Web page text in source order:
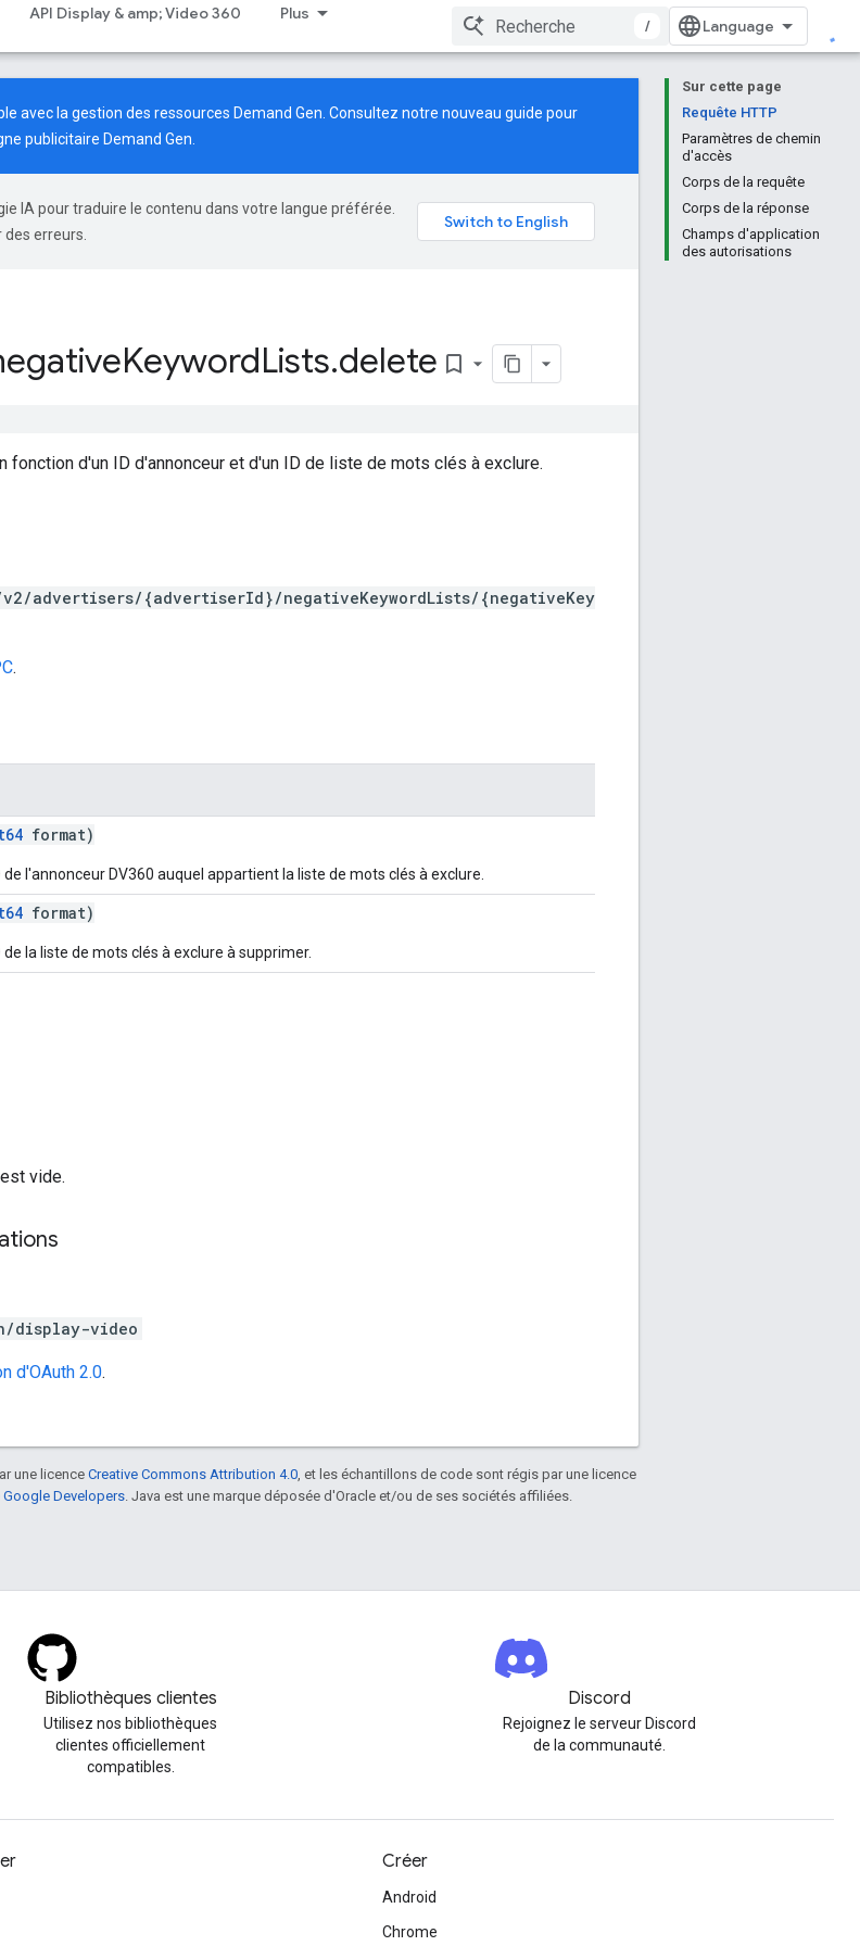
API Display & amp; Video 360 Plus
/
Sur cette page
Requête HTTP
Paramètres de chemin
d'accès
Corps de la requête
Corps de la réponse
Champs d'application
des autorisations
avec la gestion des ressources Demand Gen. Consultez notre nouveau guide pour
publicitaire Demand Gen.
IA pour traduire le contenu dans votre langue préférée.
erreurs.
KeywordLists.delete bookmark_border
d'un ID d'annonceur et d'un ID de liste de mots clés à exclure.
advertisers/{advertiserId}/negativeKeywordLists/{negativeKey
.
format)
de l'annonceur DV360 auquel appartient la liste de mots clés à exclure.
format)
de la liste de mots clés à exclure à supprimer.
vide.
display-video
d'OAuth 2.0.
une licenceCreative Commons Attribution 4.0 , et les échantillons de code sont régis par une licence
Developers . Java est une marque déposée d'Oracle et/ou de ses sociétés affiliées.
Bibliothèques clientes
Utilisez nos bibliothèques
clientes officiellement
compatibles.
Discord
Rejoignez le serveur Discord
de la communauté.
Créer
Android
Chrome